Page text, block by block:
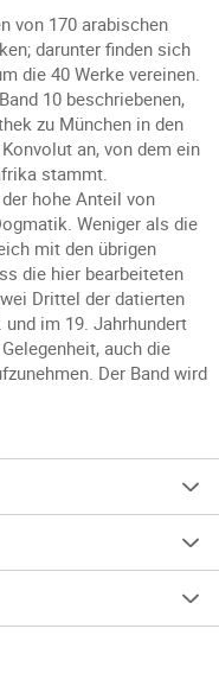
von 170 arabischen
darunter finden sich
die 40 Werke vereinen.
10 beschriebenen,
zu München in den
an, von dem ein
stammt.
hohe Anteil von
Weniger als die
mit den übrigen
die hier bearbeiteten
Drittel der datierten
im 19. Jahrhundert
auch die
Der Band wird